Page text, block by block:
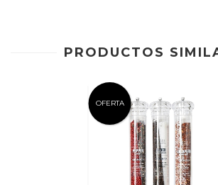
PRODUCTOS
OFERTA